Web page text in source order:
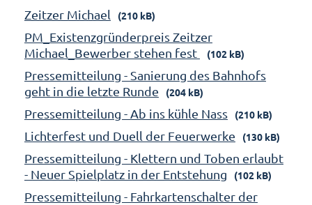
Zeitzer Michael (210 kB)
PM_Existenzgründerpreis Zeitzer
Michael_Bewerber stehen fest
(102 kB)
Pressemitteilung - Sanierung des Bahnhofs
geht in die letzte Runde
(204 kB)
Pressemitteilung - Ab ins kühle Nass (210 kB)
Lichterfest und Duell der Feuerwerke (130 kB)
Pressemitteilung - Klettern und Toben erlaubt
- Neuer Spielplatz in der Entstehung
(102 kB)
Pressemitteilung - Fahrkartenschalter der